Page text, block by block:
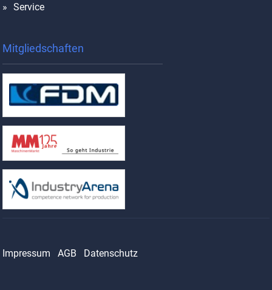
Service
Mitgliedschaften
Impressum AGB Datenschutz